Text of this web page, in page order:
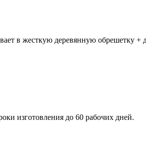
в жесткую деревянную обрешетку +
изготовления до 60 рабочих дней.